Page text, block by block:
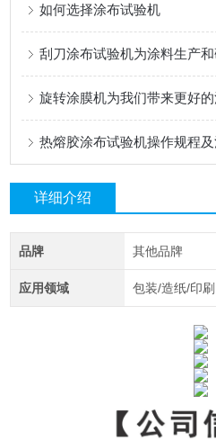
如何选择涂布试验机
刮刀涂布试验机为涂料生产
旋转涂膜机为我们带来更好
热熔胶涂布试验机操作规程
详细介绍
品牌 其他品牌
应用领域 包装/造纸/印刷